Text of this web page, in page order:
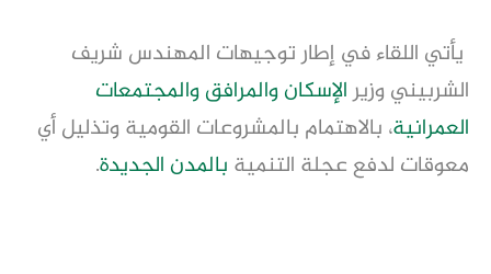
يأتي اللقاء في إطار توجيهات المهندس شريف
الشربيني وزيرالإسكانوالمرافقوالمجتمعات
العمرانية، بالاهتمام بالمشروعات القومية وتذليل أي
معوقات لدفع عجلة التنمية بالمدن الجديدة.